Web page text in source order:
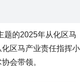
题的2025年从化区马
区马产业责任指挥小
会带领。